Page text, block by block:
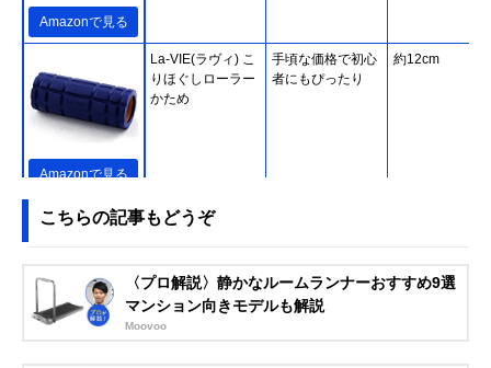
Amazonで見る
Amazonで見る
La-VIE(ラヴィ) こ
りほぐしローラー
かため
手頃な価格で初心
者にもぴったり
約12cm
SIXPAD Power
Roller S（パワー
adidas(アディダ
ス) エッセンシャ
ルフォームローラ
高密度EVAフォー
ムで形状安定
14cm
こちらの記事もどうぞ
〈プロ解説〉静かなルームランナーおすすめ9選
マンション向きモデルも解説
Moovoo